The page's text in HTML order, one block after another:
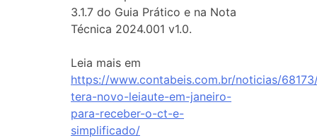
3.1.7 do Guia Prático e na Nota
Técnica 2024.001 v1.0.
Leia mais em
https://www.contabeis.com.br/noticias/
tera-novo-leiaute-em-janeiro-
para-receber-o-ct-e-
simplificado/